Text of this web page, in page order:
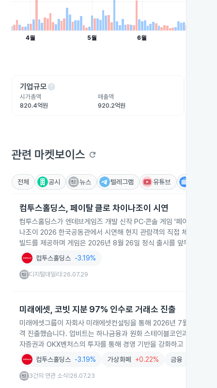
기업규모help
시가총액
820.4억원
매출액
920.2억원
관련 마켓보이스 refresh
전체 공시 뉴스 텔레그램 유튜브
컴투스홀딩스, 페이탈 클로 차이나조이 시연
컴투스홀딩스가 엔데브게임즈 개발 신작 PC·콘솔 게임 '페이탈 클
나조이 2026 한국공동관에서 시연해 현지 관람객의 직접 체험과 피
빌드를 제공하며 게임은 2026년 8월 26일 정식 출시를 앞두고 있습
컴투스홀딩스 -3.19%
디지털데일리 26.07.29
미래에셋, 코빗 지분 97% 인수로 거래소 진출
미래에셋그룹이 자회사 미래에셋컨설팅을 통해 2026년 7월 코빗 지
격 진출했습니다. 업비트는 하나금융과 원화 스테이블코인과 해외 송
자증권과 OKX벤처스의 투자를 통해 경영 기반을 강화하고 있습니다.
컴투스홀딩스 -3.19% 가상화폐 +0.22% 금융
3건의 연관 소식 26.07.23